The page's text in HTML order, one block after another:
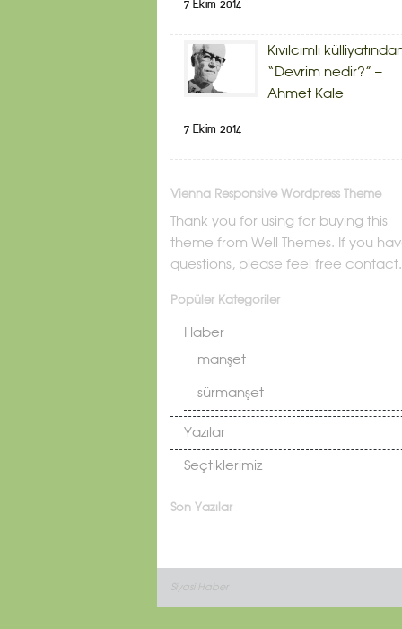
7 Ekim 2014
Kıvılcımlı
“Devrim nedir?” –
Ahmet Kale
7 Ekim 2014
Vienna Responsive Wordpress Theme
Thank you for using for buying this
theme from Well Themes. If you
questions, please feel free contact.
Popüler Kategoriler
Haber
manşet
sürmanşet
Yazılar
Seçtiklerimiz
Son Yazılar
Siyasi Haber